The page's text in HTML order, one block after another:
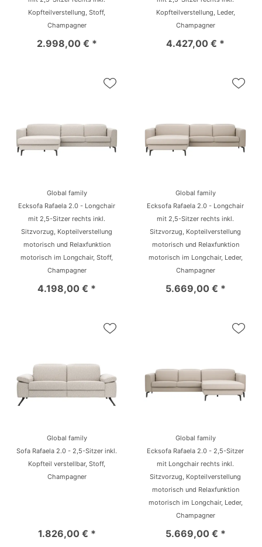
Kopfteilverstellung, Stoff,
Champagner
2.998,00 € *
Kopfteilverstellung, Leder,
Champagner
4.427,00 € *
Global family
Ecksofa Rafaela 2.0 - Longchair
mit 2,5-Sitzer rechts inkl.
Sitzvorzug, Kopteilverstellung
motorisch und Relaxfunktion
motorisch im Longchair, Stoff,
Champagner
4.198,00 € *
Global family
Ecksofa Rafaela 2.0 - Longchair
mit 2,5-Sitzer rechts inkl.
Sitzvorzug, Kopteilverstellung
motorisch und Relaxfunktion
motorisch im Longchair, Leder,
Champagner
5.669,00 € *
Global family
Sofa Rafaela 2.0 - 2,5-Sitzer inkl.
Kopfteil verstellbar, Stoff,
Champagner
1.826,00 € *
Global family
Ecksofa Rafaela 2.0 - 2,5-Sitzer
mit Longchair rechts inkl.
Sitzvorzug, Kopteilverstellung
motorisch und Relaxfunktion
motorisch im Longchair, Leder,
Champagner
5.669,00 € *